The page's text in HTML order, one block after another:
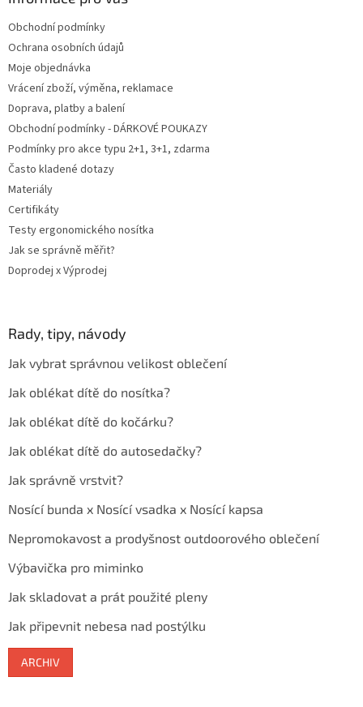
Obchodní podmínky
Ochrana osobních údajů
Moje objednávka
Vrácení zboží, výměna, reklamace
Doprava, platby a balení
Obchodní podmínky - DÁRKOVÉ POUKAZY
Podmínky pro akce typu 2+1, 3+1, zdarma
Často kladené dotazy
Materiály
Certifikáty
Testy ergonomického nosítka
Jak se správně měřit?
Doprodej x Výprodej
Rady, tipy, návody
Jak vybrat správnou velikost oblečení
Jak oblékat dítě do nosítka?
Jak oblékat dítě do kočárku?
Jak oblékat dítě do autosedačky?
Jak správně vrstvit?
Nosící bunda x Nosící vsadka x Nosící kapsa
Nepromokavost a prodyšnost outdoorového oblečení
Výbavička pro miminko
Jak skladovat a prát použité pleny
Jak připevnit nebesa nad postýlku
ARCHIV